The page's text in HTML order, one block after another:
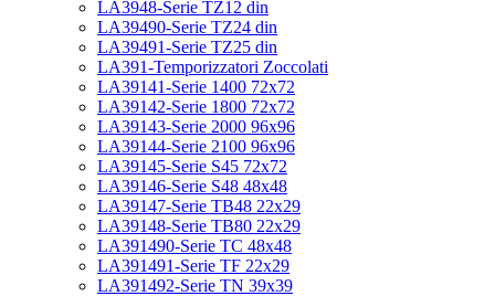
LA3948-Serie TZ12 din
LA39490-Serie TZ24 din
LA39491-Serie TZ25 din
LA391-Temporizzatori Zoccolati
LA39141-Serie 1400 72x72
LA39142-Serie 1800 72x72
LA39143-Serie 2000 96x96
LA39144-Serie 2100 96x96
LA39145-Serie S45 72x72
LA39146-Serie S48 48x48
LA39147-Serie TB48 22x29
LA39148-Serie TB80 22x29
LA391490-Serie TC 48x48
LA391491-Serie TF 22x29
LA391492-Serie TN 39x39